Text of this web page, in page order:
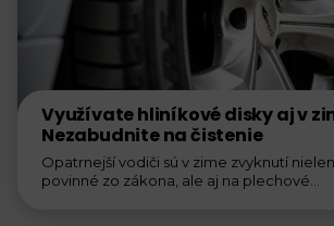
Využívate hliníkové disky aj v
Nezabudnite na čistenie
Opatrnejší vodiči sú v zime zvyknutí
povinné zo zákona, ale aj na plechové...